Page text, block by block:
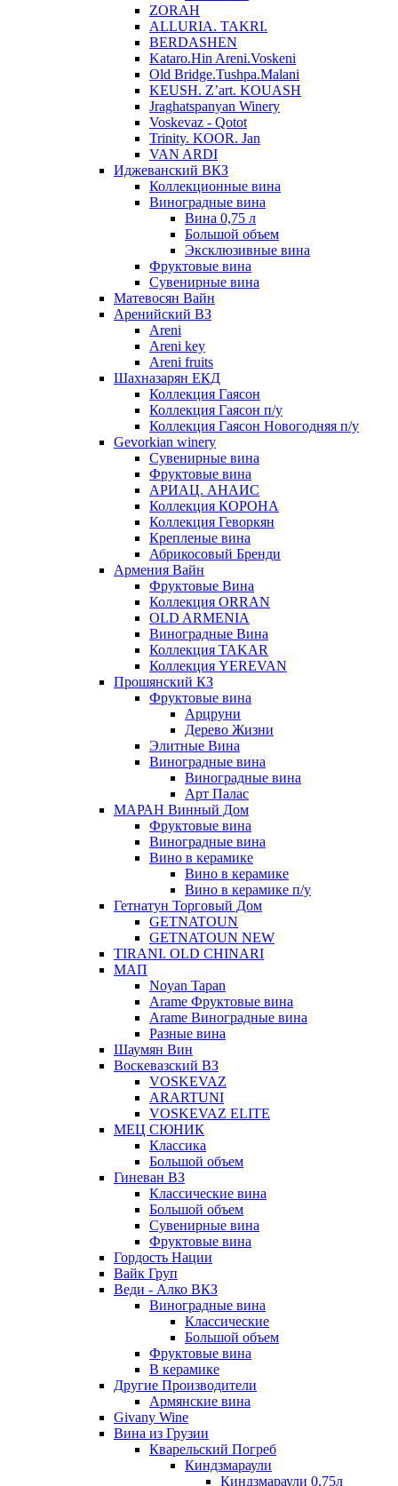
ZORAH
ALLURIA. TAKRI.
BERDASHEN
Kataro.Hin Areni.Voskeni
Old Bridge.Tushpa.Malani
KEUSH. Z’art. KOUASH
Jraghatspanyan Winery
Voskevaz - Qotot
Trinity. KOOR. Jan
VAN ARDI
Иджеванский ВКЗ
Коллекционные вина
Виноградные вина
Вина 0,75 л
Большой объем
Эксклюзивные вина
Фруктовые вина
Cувенирные вина
Матевосян Вайн
Аренийский ВЗ
Areni
Areni key
Areni fruits
Шахназарян ЕКД
Коллекция Гаясон
Коллекция Гаясон п/у
Коллекция Гаясон Новогодняя п/у
Gevorkian winery
Сувенирные вина
Фруктовые вина
АРИАЦ. АНАИС
Коллекция КОРОНА
Коллекция Геворкян
Крепленые вина
Абрикосовый Бренди
Армения Вайн
Фруктовые Вина
Коллекция ORRAN
OLD ARMENIA
Виноградные Вина
Коллекция TAKAR
Коллекция YEREVAN
Прошянский КЗ
Фруктовые вина
Арцруни
Дерево Жизни
Элитные Вина
Виноградные вина
Виноградные вина
Арт Палас
МАРАН Винный Дом
Фруктовые вина
Виноградные вина
Вино в керамике
Вино в керамике
Вино в керамике п/у
Гетнатун Торговый Дом
GETNATOUN
GETNATOUN NEW
TIRANI. OLD CHINARI
МАП
Noyan Tapan
Arame Фруктовые вина
Arame Виноградные вина
Разные вина
Шаумян Вин
Воскевазский ВЗ
VOSKEVAZ
ARARTUNI
VOSKEVAZ ELITE
МЕЦ СЮНИК
Классика
Большой объем
Гиневан ВЗ
Классические вина
Большой объем
Сувенирные вина
Фруктовые вина
Гордость Нации
Вайк Груп
Веди - Алко ВКЗ
Виноградные вина
Классические
Большой объем
Фруктовые вина
В керамике
Другие Производители
Армянские вина
Givany Wine
Вина из Грузии
Кварельский Погреб
Киндзмараули
Киндзмараули 0,75л